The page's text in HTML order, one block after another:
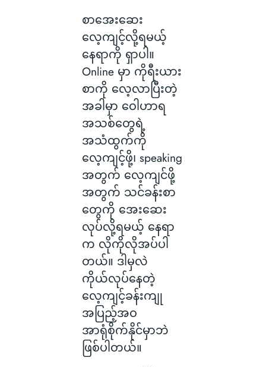
စာအေးဆေး
လေ့ကျင့်လို့ရမယ့်
နေရာကို ရှာပါ။
Online မှာ ကိုရီးယား
စာကို လေ့လာပြီးတဲ့
အခါမှာ ဝေါဟာရ
အသစ်တွေရဲ့
အသံထွက်ကို
လေ့ကျင့်ဖို့၊ speaking
အတွက် လေ့ကျင်ဖို့
အတွက် သင်ခန်းစာ
တွေကို အေးဆေး
လုပ်လို့ရမယ့် နေရာ
က လိုကိုလိုအပ်ပါ
တယ်။ ဒါမှလဲ
ကိုယ်လုပ်နေတဲ့
လေ့ကျင့်ခန်းကျု
အပြည့်အဝ
အာရုံစိုက်နိုင်မှာဘဲ
ဖြစ်ပါတယ်။